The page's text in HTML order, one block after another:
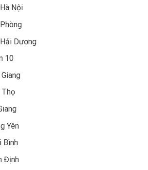
Nội
Dương
10
Yên
Bình
Định